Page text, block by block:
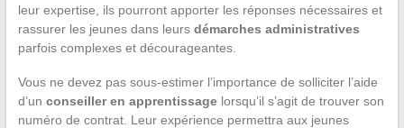
leur expertise, ils pourront apporter les réponses nécessaires et
rassurer les jeunes dans leurs démarches administratives
parfois complexes et décourageantes.
Vous ne devez pas sous-estimer l’importance de solliciter l’aide
d’un conseiller en apprentissagelorsqu’il s’agit de trouver son
numéro de contrat. Leur expérience permettra aux jeunes